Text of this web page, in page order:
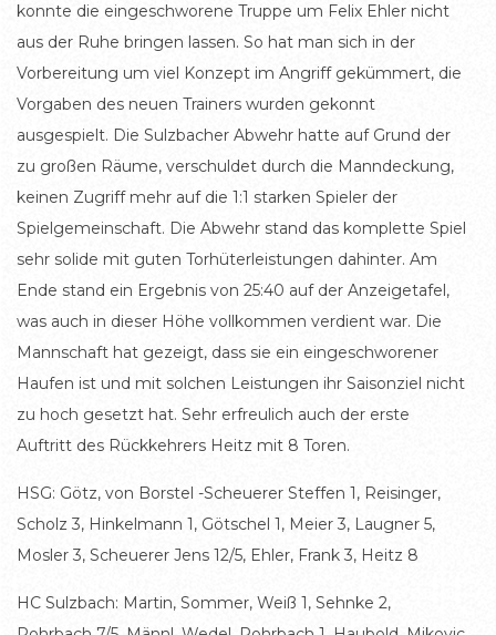
konnte die eingeschworene Truppe um Felix Ehler nicht
aus der Ruhe bringen lassen. So hat man sich in der
Vorbereitung um viel Konzept im Angriff gekümmert, die
Vorgaben des neuen Trainers wurden gekonnt
ausgespielt. Die Sulzbacher Abwehr hatte auf Grund der
zu großen Räume, verschuldet durch die Manndeckung,
keinen Zugriff mehr auf die 1:1 starken Spieler der
Spielgemeinschaft. Die Abwehr stand das komplette Spiel
sehr solide mit guten Torhüterleistungen dahinter. Am
Ende stand ein Ergebnis von 25:40 auf der Anzeigetafel,
was auch in dieser Höhe vollkommen verdient war. Die
Mannschaft hat gezeigt, dass sie ein eingeschworener
Haufen ist und mit solchen Leistungen ihr Saisonziel nicht
zu hoch gesetzt hat. Sehr erfreulich auch der erste
Auftritt des Rückkehrers Heitz mit 8 Toren.
HSG: Götz, von Borstel -Scheuerer Steffen 1, Reisinger,
Scholz 3, Hinkelmann 1, Götschel 1, Meier 3, Laugner 5,
Mosler 3, Scheuerer Jens 12/5, Ehler, Frank 3, Heitz 8
HC Sulzbach: Martin, Sommer, Weiß 1, Sehnke 2,